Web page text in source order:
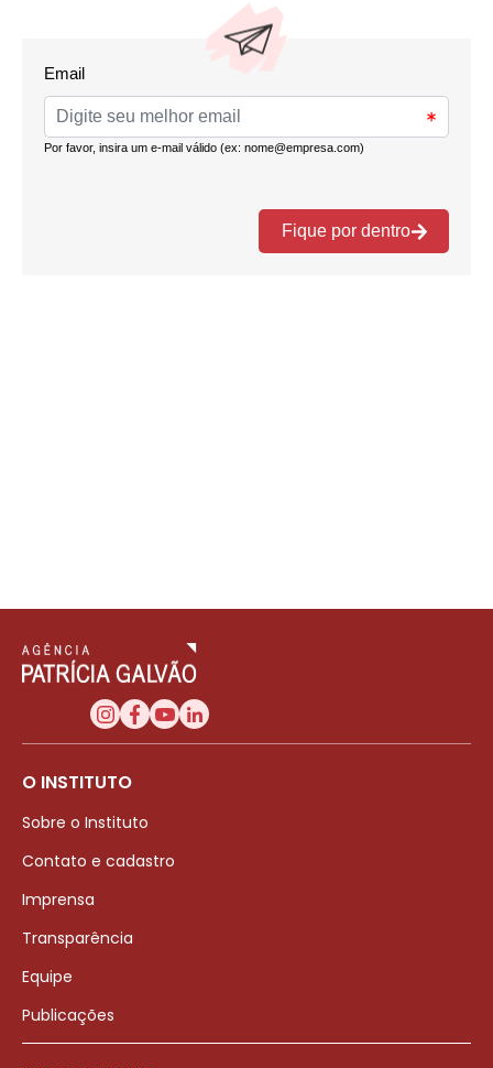
O INSTITUTO
Sobre o Instituto
Contato e cadastro
Imprensa
Transparência
Equipe
Publicações